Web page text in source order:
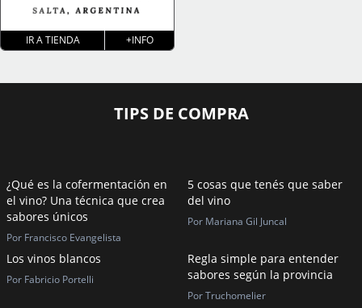
IR A TIENDA +INFO
TIPS DE COMPRA
¿Qué es la cofermentación en
el vino? Una técnica que crea
sabores únicos
Por Francisco Evangelista
5 cosas que tenés que saber
del vino
Por Mariana Gil Juncal
Los vinos blancos
Por Fabricio Portelli
Regla simple para entender
sabores según la provincia
Por Truchomelier